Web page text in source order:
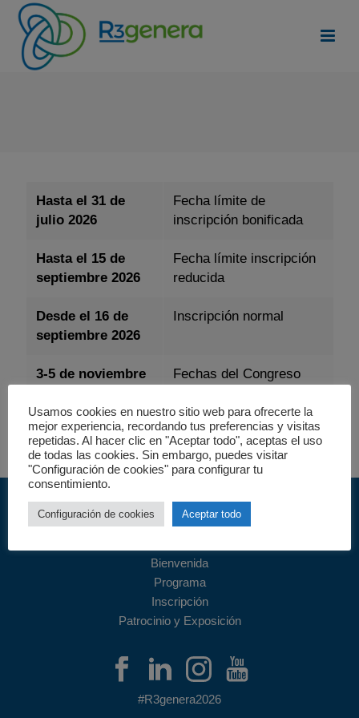
Hasta el 31 de
julio 2026
Fecha límite de
inscripción bonificada
Hasta el 15 de
septiembre 2026
Fecha límite inscripción
reducida
Desde el 16 de
septiembre 2026
Inscripción normal
3-5 de noviembre
Fechas del Congreso
Bienvenida
Programa
Inscripción
Patrocinio y Exposición
#R3genera2026
Usamos cookies en nuestro sitio web para ofrecerte la
mejor experiencia, recordando tus preferencias y visitas
repetidas. Al hacer clic en "Aceptar todo", aceptas el uso
de todas las cookies. Sin embargo, puedes visitar
"Configuración de cookies" para configurar tu
consentimiento.
Configuración de cookies Aceptar todo